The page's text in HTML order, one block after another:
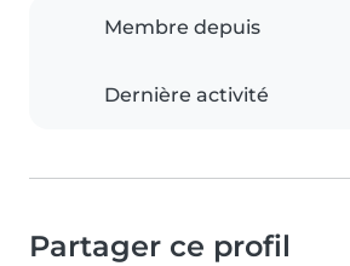
Membre depuis
Dernière activité
Partager ce profil